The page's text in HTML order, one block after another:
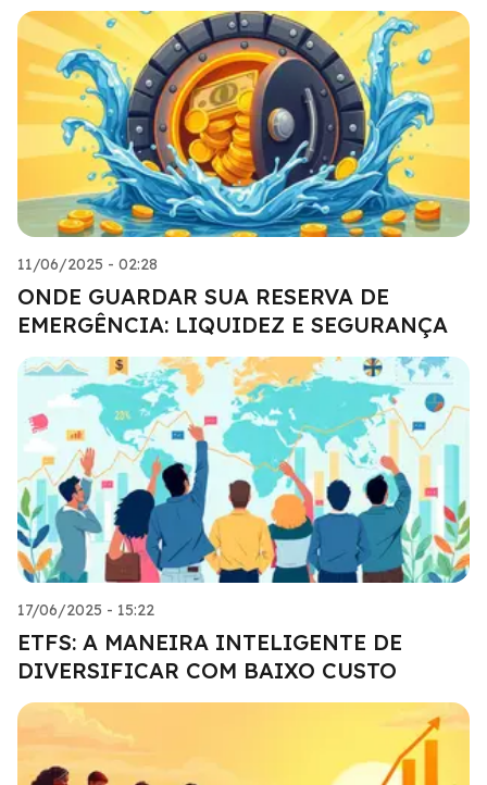
11/06/2025 - 02:28
ONDE GUARDAR SUA RESERVA DE
EMERGÊNCIA: LIQUIDEZ E SEGURANÇA
17/06/2025 - 15:22
ETFS: A MANEIRA INTELIGENTE DE
DIVERSIFICAR COM BAIXO CUSTO